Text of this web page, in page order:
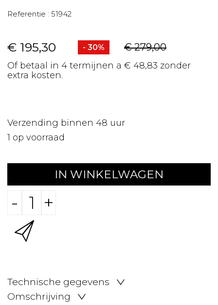
Referentie : 51942
€ 195,30 - 30% € 279,00
Of betaal in 4 termijnen a € 48,83 zonder
extra kosten.
Verzending binnen 48 uur
1 op voorraad
IN WINKELWAGEN
- +
Technische gegevens
Omschrijving